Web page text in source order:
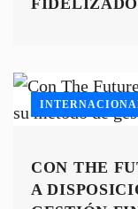
MILLONES
CON THE